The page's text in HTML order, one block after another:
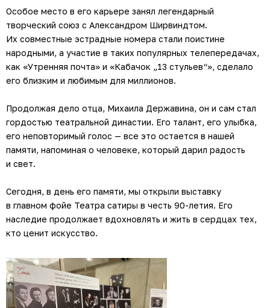
Особое место в его карьере занял легендарный
творческий союз с Александром Ширвиндтом.
Их совместные эстрадные номера стали поистине
народными, а участие в таких популярных телепередачах,
как «Утренняя почта» и «Кабачок „13 стульев“», сделало
его близким и любимым для миллионов.
Продолжая дело отца, Михаила Державина, он и сам стал
гордостью театральной династии. Его талант, его улыбка,
его неповторимый голос — все это остается в нашей
памяти, напоминая о человеке, который дарил радость
и свет.
Сегодня, в день его памяти, мы открыли выставку
в главном фойе Театра сатиры в честь 90-летия. Его
наследие продолжает вдохновлять и жить в сердцах тех,
кто ценит искусство.